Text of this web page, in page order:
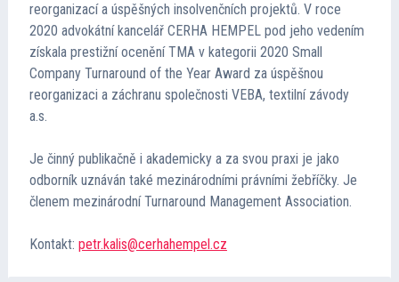
reorganizací a úspěšných insolvenčních projektů. V roce
2020 advokátní kancelář CERHA HEMPEL pod jeho vedením
získala prestižní ocenění TMA v kategorii 2020 Small
Company Turnaround of the Year Award za úspěšnou
reorganizaci a záchranu společnosti VEBA, textilní závody
a.s.
Je činný publikačně i akademicky a za svou praxi je jako
odborník uznáván také mezinárodními právními žebříčky. Je
členem mezinárodní Turnaround Management Association.
Kontakt: petr.kalis@cerhahempel.cz